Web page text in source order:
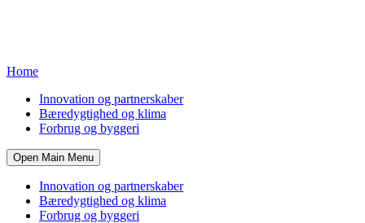
Home
Innovation og partnerskaber
Bæredygtighed og klima
Forbrug og byggeri
Open Main Menu
Innovation og partnerskaber
Bæredygtighed og klima
Forbrug og byggeri